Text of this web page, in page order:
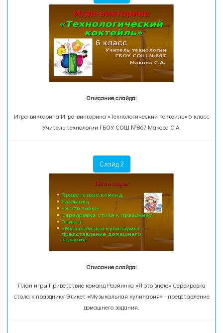
Описание слайда:
Игра-викторина Игра-викторина «Технологический коктейль» 6 класс
Учитель технологии ГБОУ СОШ №867 Макова С.А.
Слайд 2
Описание слайда:
План игры Приветствие команд Разминка «Я это знаю» Сервировка
стола к празднику Этикет «Музыкальная кулинария» - представление
домашнего задания.